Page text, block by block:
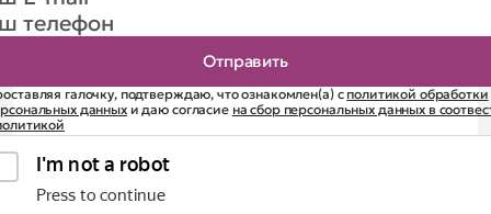
галочку, подтверждаю, что ознакомлен(а) с политикой обработки
данныхи даю согласие на сбор персональных данных в